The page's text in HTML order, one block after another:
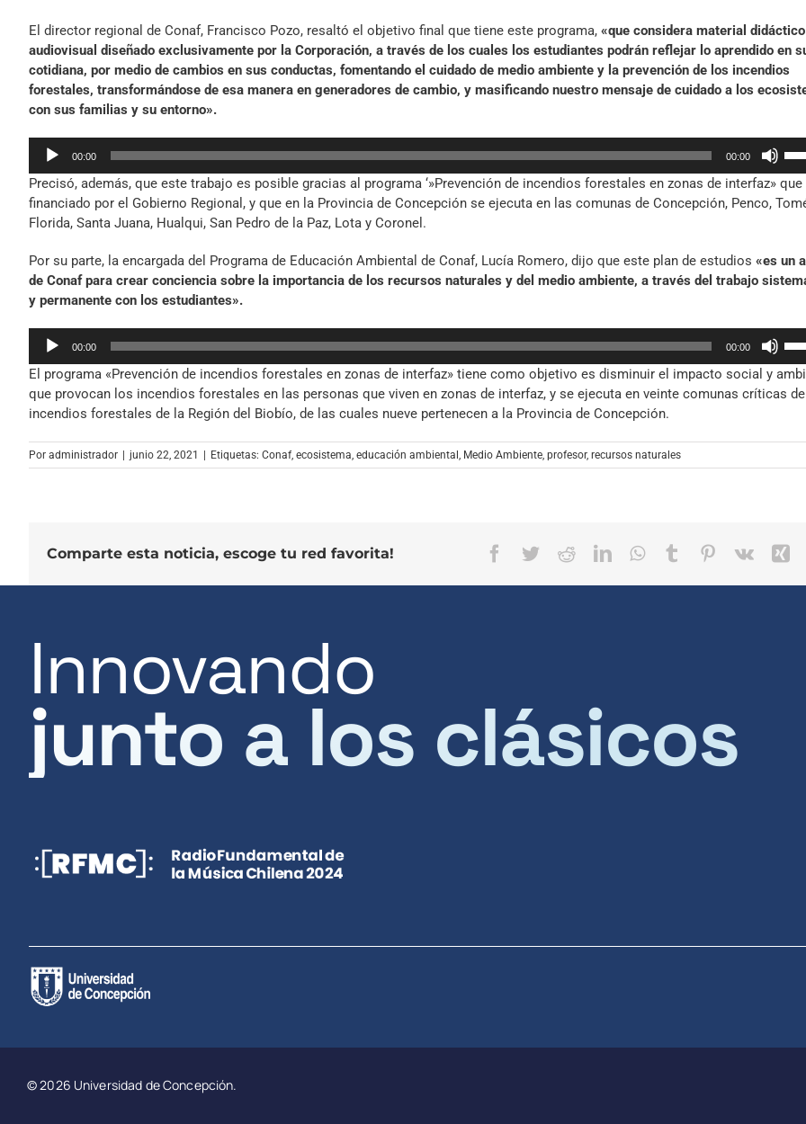
El director regional de Conaf, Francisco Pozo, resaltó el objetivo final que tiene este programa, «que considera material
audiovisual diseñado exclusivamente por la Corporación, a través de los cuales los estudiantes podrán reflejar lo aprendido en
cotidiana, por medio de cambios en sus conductas, fomentando el cuidado de medio ambiente y la prevención de los incendios
forestales, transformándose de esa manera en generadores de cambio, y masificando nuestro mensaje de cuidado a los
con sus familias y su entorno».
Reproductor
audio
00:00 00:00
de
el
Precisó, además, que este trabajo es posible gracias al programa ‘»Prevención de incendios forestales en zonas de interfaz» que
financiado por el Gobierno Regional, y que en la Provincia de Concepción se ejecuta en las comunas de Concepción, Penco,
Florida, Santa Juana, Hualqui, San Pedro de la Paz, Lota y Coronel.
Por su parte, la encargada del Programa de Educación Ambiental de Conaf, Lucía Romero, dijo que este plan de estudios «es un
de Conaf para crear conciencia sobre la importancia de los recursos naturales y del medio ambiente, a través del trabajo
y permanente con los estudiantes».
Reproductor
audio
00:00 00:00
de
El programa «Prevención de incendios forestales en zonas de interfaz» tiene como objetivo es disminuir el impacto social y
que provocan los incendios forestales en las personas que viven en zonas de interfaz, y se ejecuta en veinte comunas críticas de
incendios forestales de la Región del Biobío, de las cuales nueve pertenecen a la Provincia de Concepción.
Por administrador | junio 22, 2021 | Etiquetas: Conaf, ecosistema educación ambiental Medio Ambiente profesor, recursos naturales
Comparte esta noticia, escoge tu red favorita! Facebook
TwitterRedditLinkedInWhatsApp
TumblrPinterest
Vk
Innovando
junto a los clásicos
© 2026 Universidad de Concepción.